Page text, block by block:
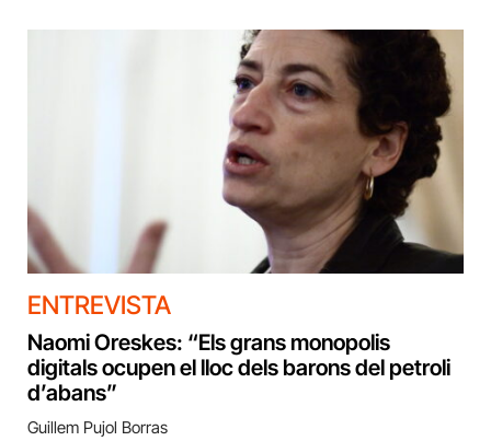
ENTREVISTA
Naomi Oreskes: “Els grans monopolis
digitals ocupen el lloc dels barons del petroli
d’abans”
Guillem Pujol Borras